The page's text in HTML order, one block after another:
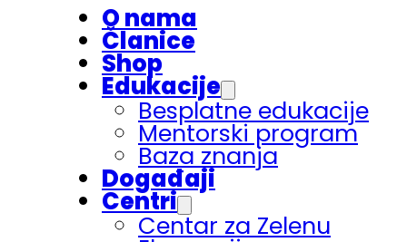
O nama
Članice
Shop
Edukacije
Besplatne edukacije
Mentorski program
Baza znanja
Događaji
Centri
Centar za Zelenu